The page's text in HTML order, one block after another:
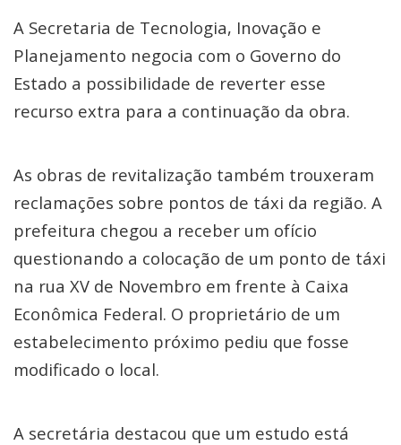
A Secretaria de Tecnologia, Inovação e
Planejamento negocia com o Governo do
Estado a possibilidade de reverter esse
recurso extra para a continuação da obra.
As obras de revitalização também trouxeram
reclamações sobre pontos de táxi da região. A
prefeitura chegou a receber um ofício
questionando a colocação de um ponto de táxi
na rua XV de Novembro em frente à Caixa
Econômica Federal. O proprietário de um
estabelecimento próximo pediu que fosse
modificado o local.
A secretária destacou que um estudo está